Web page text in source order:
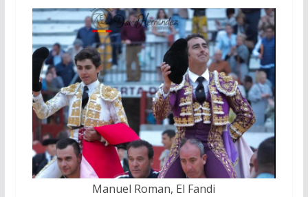
Manuel Roman, El Fandi